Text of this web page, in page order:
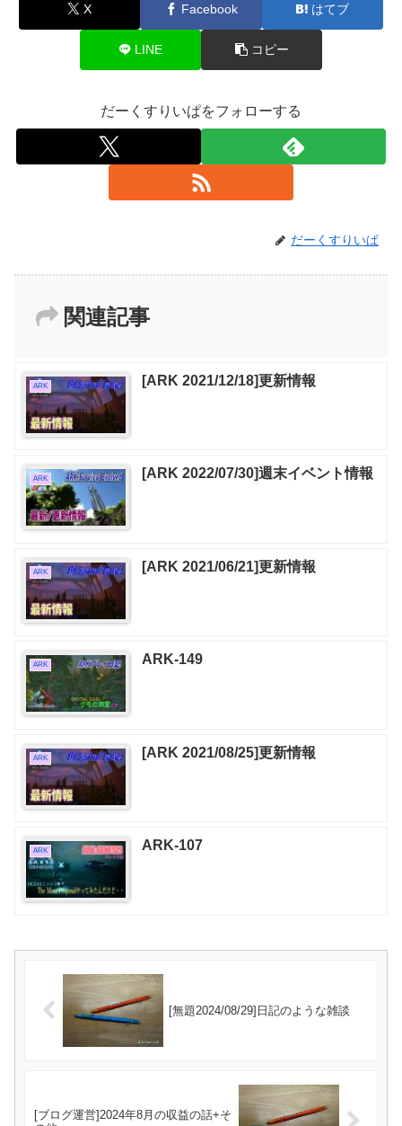
X Facebook はてブ
LINE コピー
だーくすりいぱをフォローする
だーくすりいぱ
関連記事
ARK [ARK 2021/12/18]更新情報
ARK [ARK 2022/07/30]週末イベント情報
ARK [ARK 2021/06/21]更新情報
ARK ARK-149
ARK [ARK 2021/08/25]更新情報
ARK ARK-107
[無題2024/08/29]日記のような雑談
[ブログ運営]2024年8月の収益の話+そ